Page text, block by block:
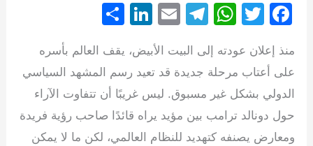
F
c
e
b
o
T
tt
er
W
at
s
A
p
T
e
gr
a
m
E
ail
Li
k
e
dI
n
ar
e
منذ إعلان عودته إلى البيت الأبيض، يقف العالم بأسره
على أعتاب مرحلة جديدة قد تعيد رسم المشهد السياسي
الدولي بشكل غير مسبوق. ليس غريبًا أن تتفاوت الآراء
حول دونالد ترامب بين مؤيد يراه قائدًا صاحب رؤية فريدة
ومعارض يصنفه كتهديد للنظام العالمي، لكن ما لا يمكن